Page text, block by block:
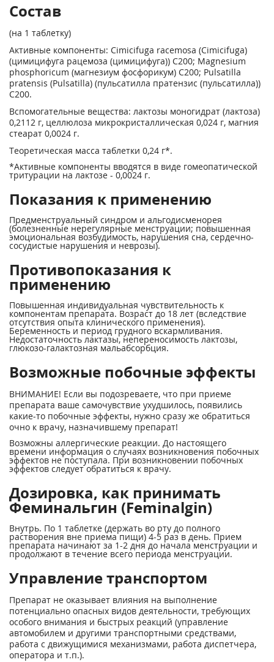
Состав
(на 1 таблетку)
Активные компоненты: Cimicifuga racemosa (Cimicifuga)
(цимицифуга рацемоза (цимицифуга)) С200; Magnesium
phosphoricum (магнезиум фосфорикум) С200; Pulsatilla
pratensis (Pulsatilla) (пульсатилла пратензис (пульсатилла))
С200.
Вспомогательные вещества: лактозы моногидрат (лактоза)
0,2112 г, целлюлоза микрокристаллическая 0,024 г, магния
стеарат 0,0024 г.
Теоретическая масса таблетки 0,24 г*.
*Активные компоненты вводятся в виде гомеопатической
тритурации на лактозе - 0,0024 г.
Показания к применению
Предменструальный синдром и альгодисменорея
(болезненные нерегулярные менструации; повышенная
эмоциональная возбудимость, нарушения сна, сердечно-
сосудистые нарушения и неврозы).
Противопоказания к
применению
Повышенная индивидуальная чувствительность к
компонентам препарата. Возраст до 18 лет (вследствие
отсутствия опыта клинического применения).
Беременность и период грудного вскармливания.
Недостаточность лактазы, непереносимость лактозы,
глюкозо-галактозная мальабсорбция.
Возможные побочные эффекты
ВНИМАНИЕ! Если вы подозреваете, что при приеме
препарата ваше самочувствие ухудшилось, появились
какие-то побочные эффекты, нужно сразу же обратиться
очно к врачу, назначившему препарат!
Возможны аллергические реакции. До настоящего
времени информация о случаях возникновения побочных
эффектов не поступала. При возникновении побочных
эффектов следует обратиться к врачу.
Дозировка, как принимать
Феминальгин (Feminalgin)
Внутрь. По 1 таблетке (держать во рту до полного
растворения вне приема пищи) 4-5 раз в день. Прием
препарата начинают за 1-2 дня до начала менструации и
продолжают в течение всего периода менструации.
Управление транспортом
Препарат не оказывает влияния на выполнение
потенциально опасных видов деятельности, требующих
особого внимания и быстрых реакций (управление
автомобилем и другими транспортными средствами,
работа с движущимися механизмами, работа диспетчера,
оператора и т.п.).